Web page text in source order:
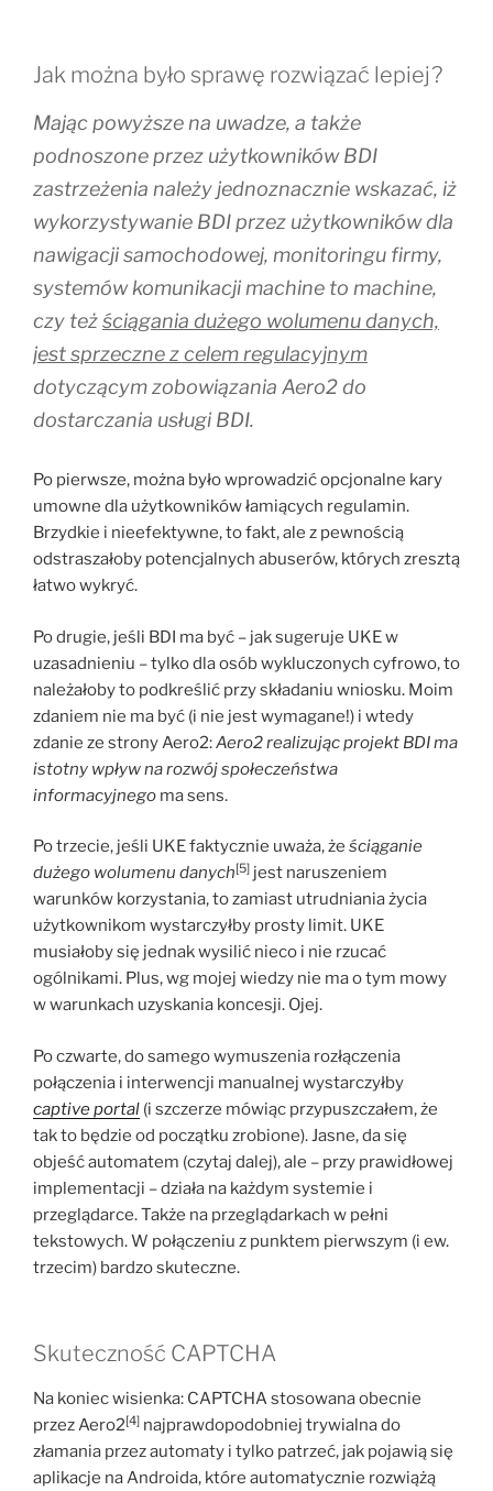
Jak można było sprawę rozwiązać lepiej?
Mając powyższe na uwadze, a także
podnoszone przez użytkowników BDI
zastrzeżenia należy jednoznacznie wskazać, iż
wykorzystywanie BDI przez użytkowników dla
nawigacji samochodowej, monitoringu firmy,
systemów komunikacji machine to machine,
czy teżściągania dużego wolumenu danych,
jest sprzeczne z celem regulacyjnym
dotyczącym zobowiązania Aero2 do
dostarczania usługi BDI.
Po pierwsze, można było wprowadzić opcjonalne kary
umowne dla użytkowników łamiących regulamin.
Brzydkie i nieefektywne, to fakt, ale z pewnością
odstraszałoby potencjalnych abuserów, których zresztą
łatwo wykryć.
Po drugie, jeśli BDI ma być – jak sugeruje UKE w
uzasadnieniu – tylko dla osób wykluczonych cyfrowo, to
należałoby to podkreślić przy składaniu wniosku. Moim
zdaniem nie ma być (i nie jest wymagane!) i wtedy
zdanie ze strony Aero2:Aero2 realizując projekt BDI ma
istotny wpływ na rozwój społeczeństwa
informacyjnego ma sens.
Po trzecie, jeśli UKE faktycznie uważa, że ściąganie
dużego wolumenu danych[5] jest naruszeniem
warunków korzystania, to zamiast utrudniania życia
użytkownikom wystarczyłby prosty limit. UKE
musiałoby się jednak wysilić nieco i nie rzucać
ogólnikami. Plus, wg mojej wiedzy nie ma o tym mowy
w warunkach uzyskania koncesji. Ojej.
Po czwarte, do samego wymuszenia rozłączenia
połączenia i interwencji manualnej wystarczyłby
captive portal (i szczerze mówiąc przypuszczałem, że
tak to będzie od początku zrobione). Jasne, da się
objeść automatem (czytaj dalej), ale – przy prawidłowej
implementacji – działa na każdym systemie i
przeglądarce. Także na przeglądarkach w pełni
tekstowych. W połączeniu z punktem pierwszym (i ew.
trzecim) bardzo skuteczne.
Skuteczność CAPTCHA
Na koniec wisienka: CAPTCHA stosowana obecnie
przez Aero2[4] najprawdopodobniej trywialna do
złamania przez automaty i tylko patrzeć, jak pojawią się
aplikacje na Androida, które automatycznie rozwiążą